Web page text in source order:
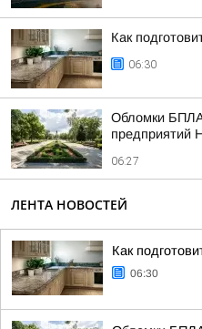
Как
06:30
Обломки БПЛА
предприятий
06:27
ЛЕНТА НОВОСТЕЙ
Как
06:30